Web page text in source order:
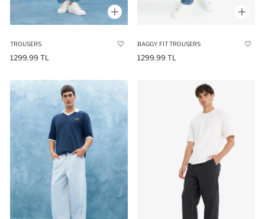
TROUSERS
1299.99 TL
BAGGY FIT TROUSERS
1299.99 TL